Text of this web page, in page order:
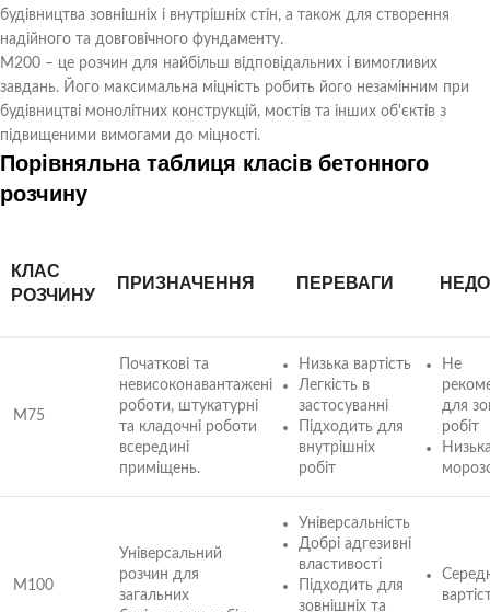
будівництва зовнішніх і внутрішніх стін, а також для створення
надійного та довговічного фундаменту.
M200 – це розчин для найбільш відповідальних і вимогливих
завдань. Його максимальна міцність робить його незамінним при
будівництві монолітних конструкцій, мостів та інших об'єктів з
підвищеними вимогами до міцності.
Порівняльна таблиця класів бетонного
розчину
КЛАС
РОЗЧИНУ
ПРИЗНАЧЕННЯ ПЕРЕВАГИ
M75
Початкові та
невисоконавантажені
роботи, штукатурні
та кладочні роботи
всередині
приміщень.
Низька вартість
Легкість в
застосуванні
Підходить для
внутрішніх
робіт
Не
для
робіт
M100
Універсальний
розчин для
загальних
Універсальність
Добрі адгезивні
властивості
Підходить для
зовнішніх та